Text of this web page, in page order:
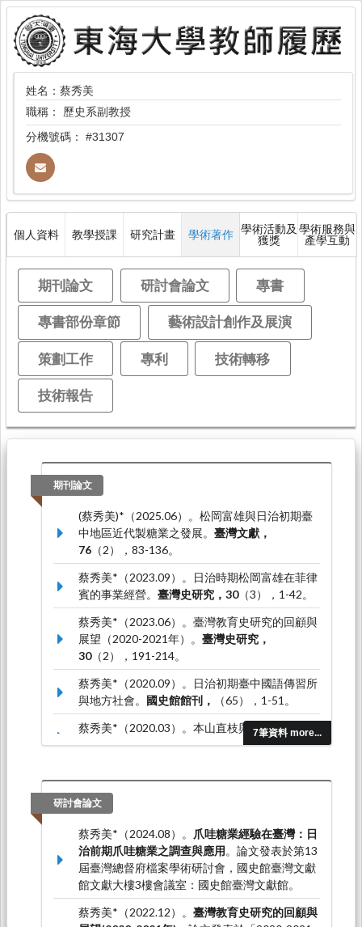
姓名：蔡秀美
職稱： 歷史系副教授
分機號碼： #31307
個人資料 教學授課 研究計畫 學術著作 學術活動及
獲獎
學術服務與
產學互動
期刊論文 研討會論文 專書
專書部份章節 藝術設計創作及展演
策劃工作 專利 技術轉移
技術報告
期刊論文
7筆資料 more...
(蔡秀美)*（2025.06）。松岡富雄與日治初期臺
中地區近代製糖業之發展。 臺灣文獻，
76 （2），83-136。
蔡秀美*（2023.09）。日治時期松岡富雄在菲律
賓的事業經營。 臺灣史研究，30（3），1-42。
蔡秀美*（2023.06）。臺灣教育史研究的回顧與
展望（2020-2021年）。 臺灣史研究，
30（2），191-214。
蔡秀美*（2020.09）。日治初期臺中國語傳習所
與地方社會。 國史館館刊，
（65），1-51。
蔡秀美*（2020.03）。本山直枝與桃園街的發展
（1924-1945）。桃園文獻，9，39-56。
研討會論文
蔡秀美*（2024.08）。
爪哇糖業經驗在臺灣：日
治前期爪哇糖業之調查與應用。論文發表於第13
屆臺灣總督府檔案學術研討會，國史館臺灣文獻
館文獻大樓3樓會議室：國史館臺灣文獻館。
蔡秀美*（2022.12）。 臺灣教育史研究的回顧與